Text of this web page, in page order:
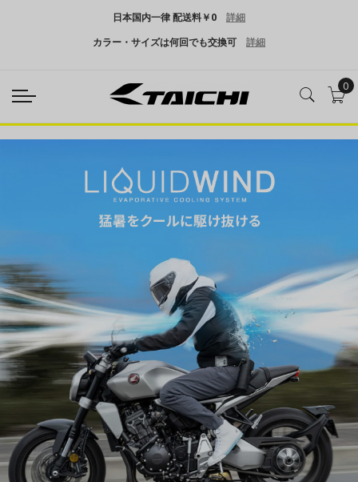
日本国内一律 配送料￥0 詳細
カラー・サイズは何回でも交換可 詳細
0